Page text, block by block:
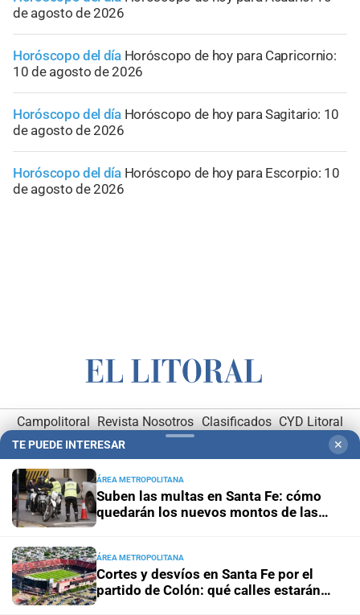
de agosto de 2026
Horóscopo del día Horóscopo de hoy para Capricornio:
10 de agosto de 2026
Horóscopo del día Horóscopo de hoy para Sagitario: 10
de agosto de 2026
Horóscopo del día Horóscopo de hoy para Escorpio: 10
de agosto de 2026
Campolitoral Revista Nosotros Clasificados CYD Litoral
Podcasts Mirador Provincial
Puerto Negocios
Notife Educacion SF
Hemeroteca Digital (1930-1979)-Receptorías de avisos
TE PUEDE INTERESAR ✕
ÁREA METROPOLITANA
Suben las multas en Santa Fe: cómo
quedarán los nuevos montos de las
ÁREA METROPOLITANA
Cortes y desvíos en Santa Fe por el
partido de Colón: qué calles estarán